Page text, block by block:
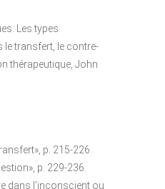
Les types
transfert, le contre-
thérapeutique, John
p. 215-226.
p. 229-236.
dans l’inconscient ou